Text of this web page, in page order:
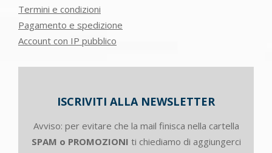
Termini e condizioni
Pagamento e spedizione
Account con IP pubblico
ISCRIVITI ALLA NEWSLETTER
Avviso: per evitare che la mail finisca nella cartella
SPAM o PROMOZIONI ti chiediamo di aggiungerci